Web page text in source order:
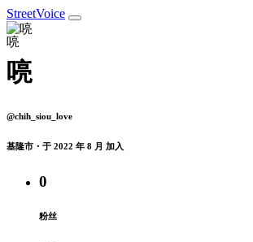
StreetVoice
喨
@chih_siou_love
基隆市・于 2022 年 8 月 加入
0
粉丝